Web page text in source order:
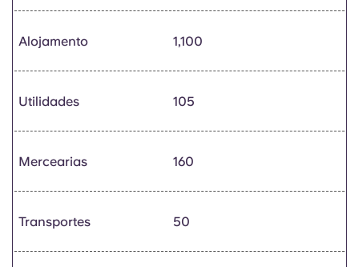
Alojamento 1,100
Utilidades 105
Mercearias 160
Transportes 50